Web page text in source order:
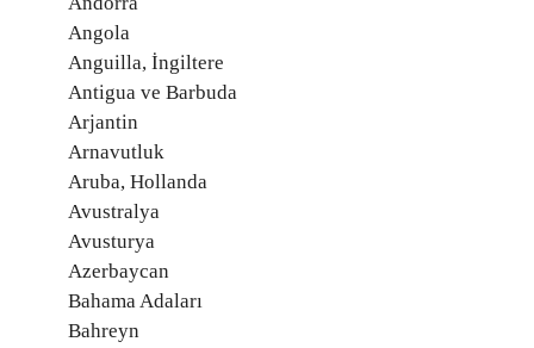
Angola
Anguilla, İngiltere
Antigua ve Barbuda
Arjantin
Arnavutluk
Aruba, Hollanda
Avustralya
Avusturya
Azerbaycan
Bahama Adaları
Bahreyn